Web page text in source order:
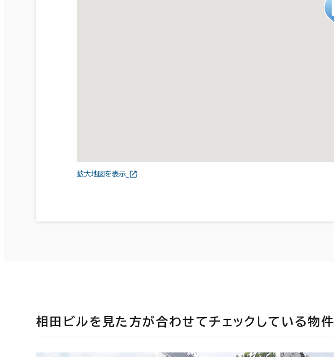
拡大地図を表示
相田ビルを見た方が合わせてチェックしている物件